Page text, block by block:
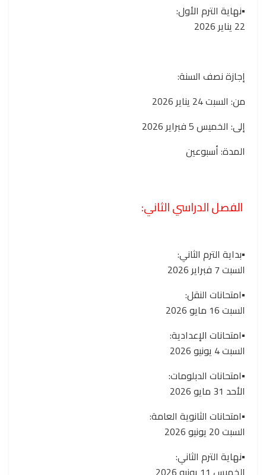
▪️نهاية الترم الأول:
22 يناير 2026
إجازة نصف السنة:
من: السبت 24 يناير 2026
إلى: الخميس 5 فبراير 2026
المدة: أسبوعين
الفصل الدراسي الثاني:
▪️بداية الترم الثاني:
السبت 7 فبراير 2026
▪️امتحانات النقل:
السبت 16 مايو 2026
▪️امتحانات الإعدادية:
السبت 4 يونيو 2026
▪️امتحانات الدبلومات:
الأحد 31 مايو 2026
▪️امتحانات الثانوية العامة:
السبت 20 يونيو 2026
▪️نهاية الترم الثاني: